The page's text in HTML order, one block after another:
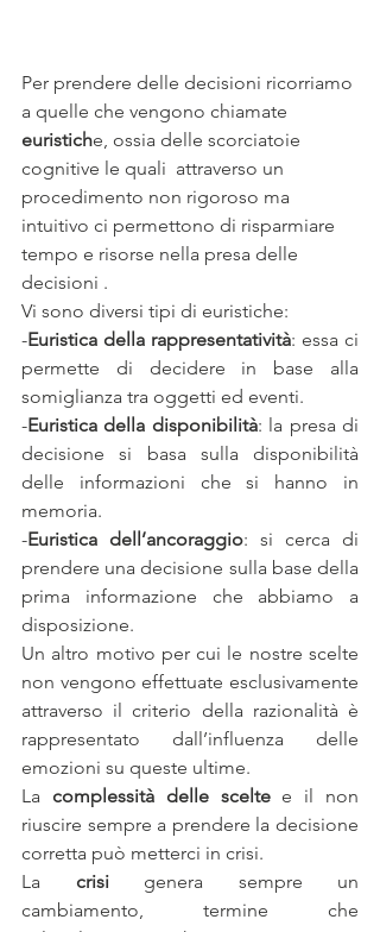
Per prendere delle decisioni ricorriamo
a quelle che vengono chiamate
euristiche, ossia delle scorciatoie
cognitive le quali  attraverso un
procedimento non rigoroso ma
intuitivo ci permettono di risparmiare
tempo e risorse nella presa delle
decisioni .
Vi sono diversi tipi di euristiche:
-Euristica della rappresentatività: essa ci
permette di decidere in base alla
somiglianza tra oggetti ed eventi.
-Euristica della disponibilità: la presa di
decisione si basa sulla disponibilità
delle informazioni che si hanno in
memoria.
-Euristica dell’ancoraggio: si cerca di
prendere una decisione sulla base della
prima informazione che abbiamo a
disposizione.
Un altro motivo per cui le nostre scelte
non vengono effettuate esclusivamente
attraverso il criterio della razionalità è
rappresentato dall’influenza delle
emozioni su queste ultime.
La complessità delle scelte e il non
riuscire sempre a prendere la decisione
corretta può metterci in crisi.
La crisi genera sempre un
cambiamento, termine che